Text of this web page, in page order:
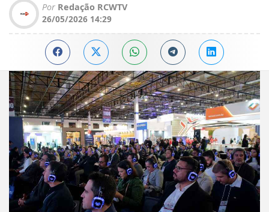
Por Redação RCWTV
26/05/2026 14:29